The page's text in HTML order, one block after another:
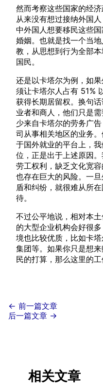
然而考察这些国家的经
从来没有想过接纳外国
中外国人想要移民这些
婚姻。也就是找一个当
教，从思想到行为全部
国民。
还是以卡塔尔为例，如
须让卡塔尔人占有 51%
获得长期居留权。换句
业者和商人，他们只是
少来自卡塔尔的劳务广
司从事相关地区的业务
于国外就业的平台上，
位，正是出于上述原因
劳工权利，缺乏文化宽
也存在巨大的风险。一
盾和纠纷，就很难从所
待。
不过公平地说，相对本
的大型企业机构会好很
境也比较优质，比如卡
集团等。如果你只是想
民的打算，那么这里的工
← 前一篇文章
后一篇文章 →
相关文章